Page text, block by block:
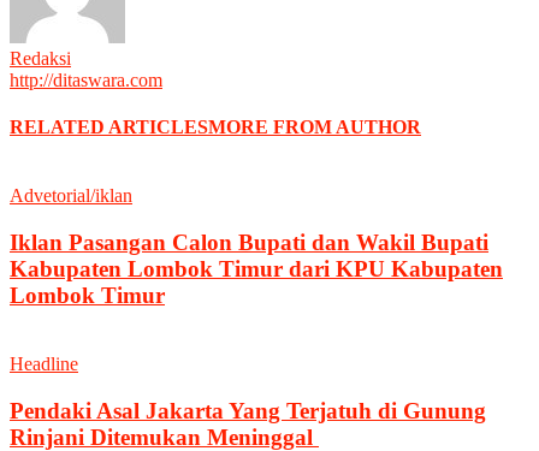
Redaksi
http://ditaswara.com
RELATED ARTICLESMORE FROM AUTHOR
Advetorial/iklan
Iklan Pasangan Calon Bupati dan Wakil Bupati
Kabupaten Lombok Timur dari KPU Kabupaten
Lombok Timur
Headline
Pendaki Asal Jakarta Yang Terjatuh di Gunung
Rinjani Ditemukan Meninggal